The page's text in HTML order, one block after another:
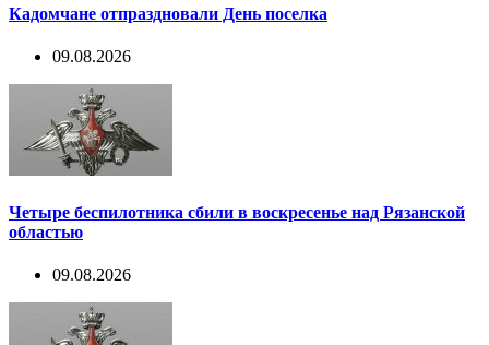
Кадомчане отпраздновали День поселка
09.08.2026
Четыре беспилотника сбили в воскресенье над Рязанской
областью
09.08.2026